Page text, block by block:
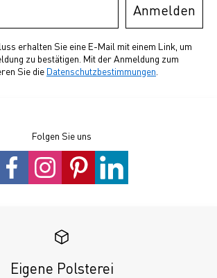
Anmelden
erhalten Sie eine E-Mail mit einem Link, um
zu bestätigen. Mit der Anmeldung zum
Sie die Datenschutzbestimmungen
Folgen Sie uns
Eigene Polsterei